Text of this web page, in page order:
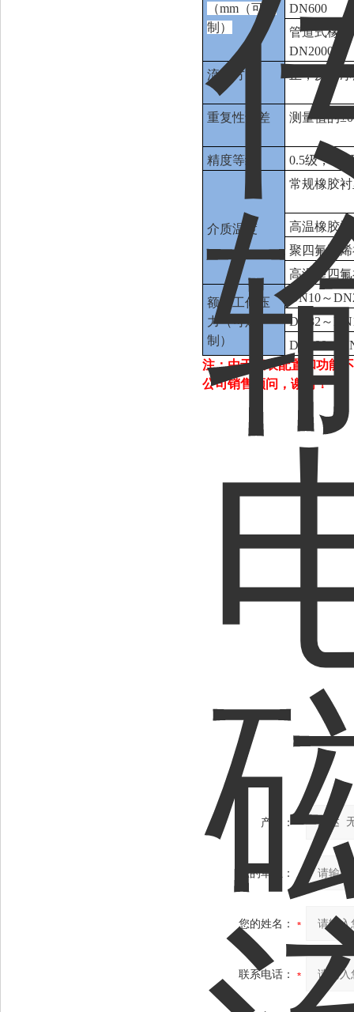
（mm（可定
制）
DN600
管道式橡
DN2000
流动方向
正，反，
重复性误差 测量值的
精度等级 0.5级，1.0
介质温度
常规橡胶
高温橡胶
聚四氟乙
高温型四
额定工作压
力（可定
制）
DN10～
DN32～
DN200～
注：由于仪表配置和功能
公司销售顾问，谢谢！
产品：
您的单位：
您的姓名：
联系电话：